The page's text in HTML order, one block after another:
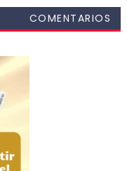
COMENTARIOS